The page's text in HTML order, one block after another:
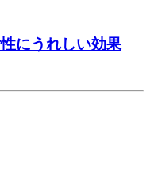
にうれしい効果